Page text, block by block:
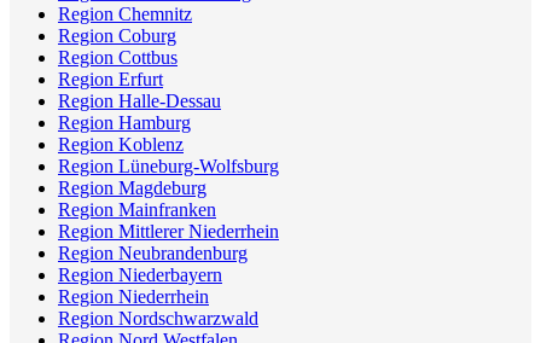
Region Chemnitz
Region Coburg
Region Cottbus
Region Erfurt
Region Halle-Dessau
Region Hamburg
Region Koblenz
Region Lüneburg-Wolfsburg
Region Magdeburg
Region Mainfranken
Region Mittlerer Niederrhein
Region Neubrandenburg
Region Niederbayern
Region Niederrhein
Region Nordschwarzwald